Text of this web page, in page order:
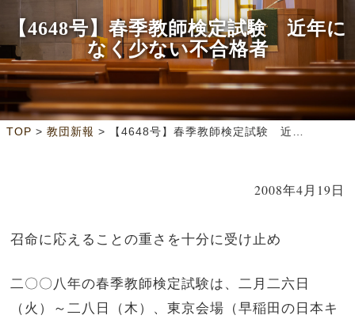
【4648号】春季教師検定試験 近年に
なく少ない不合格者
TOP > 教団新報 > 【4648号】春季教師検定試験 近年になく少ない不合格者
2008年4月19日
召命に応えることの重さを十分に受け止め
二〇〇八年の春季教師検定試験は、二月二六日
（火）～二八日（木）、東京会場（早稲田の日本キ